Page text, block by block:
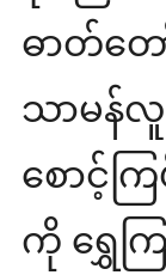
ဓာတ်တ
သာမန်လူ
စောင့်
ကို ရွှေက